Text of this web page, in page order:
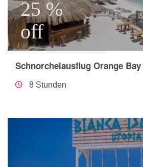
25 %
off
Schnorchelausflug Orange
8 Stunden